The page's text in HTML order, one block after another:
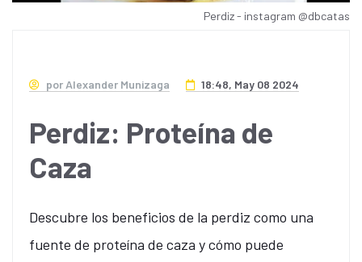
Perdiz - instagram @dbcatas
por Alexander Munizaga 18:48, May 08 2024
Perdiz: Proteína de
Caza
Descubre los beneficios de la perdiz como una
fuente de proteína de caza y cómo puede